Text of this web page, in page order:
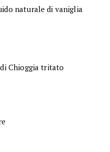
naturale di vaniglia
Chioggia tritato